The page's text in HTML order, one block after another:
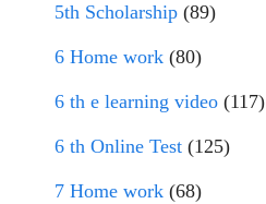
5th Scholarship (89)
6 Home work (80)
6 th e learning video (117)
6 th Online Test (125)
7 Home work (68)